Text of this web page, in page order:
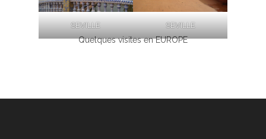
SEVILLE SEVILLE
Quelques visites en EUROPE